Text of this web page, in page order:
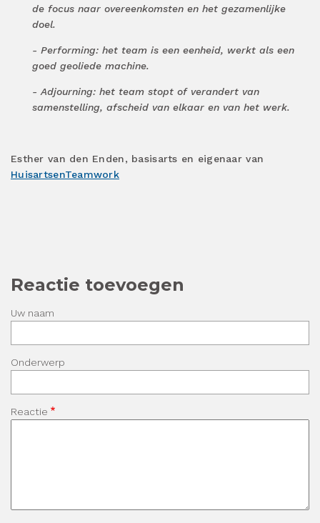
de focus naar overeenkomsten en het gezamenlijke
doel.
- Performing: het team is een eenheid, werkt als een
goed geoliede machine.
- Adjourning: het team stopt of verandert van
samenstelling, afscheid van elkaar en van het werk.
Esther van den Enden, basisarts en eigenaar van
HuisartsenTeamwork
Reactie toevoegen
Uw naam
Onderwerp
Reactie